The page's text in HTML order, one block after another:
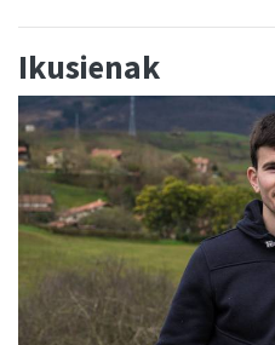
Ikusienak